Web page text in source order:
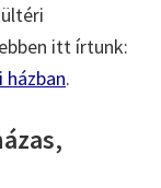
itt írtunk:
.